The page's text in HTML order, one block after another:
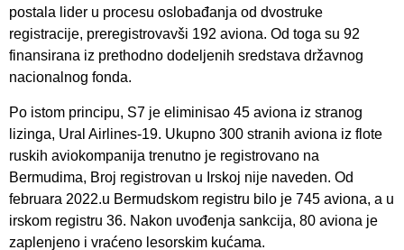
postala lider u procesu oslobađanja od dvostruke
registracije, preregistrovavši 192 aviona. Od toga su 92
finansirana iz prethodno dodeljenih sredstava državnog
nacionalnog fonda.
Po istom principu, S7 je eliminisao 45 aviona iz stranog
lizinga, Ural Airlines-19. Ukupno 300 stranih aviona iz flote
ruskih aviokompanija trenutno je registrovano na
Bermudima, Broj registrovan u Irskoj nije naveden. Od
februara 2022.u Bermudskom registru bilo je 745 aviona, a u
irskom registru 36. Nakon uvođenja sankcija, 80 aviona je
zaplenjeno i vraćeno lesorskim kućama.